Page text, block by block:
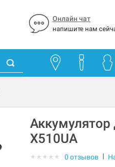
Онлайн чат
напишите нам
Аккумулятор
X510UA
★ ★ ★ ★ ★ 0 отзывов |